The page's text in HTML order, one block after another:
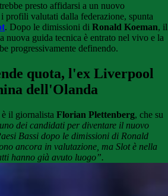
presto affidarsi a un nuovo
profili valutati dalla federazione, spunta
. Dopo le dimissioni di Ronald Koeman, il
nuova guida tecnica è entrato nel vivo e la
progressivamente definendo.
quota, l'ex Liverpool
dell'Olanda
il giornalista Florian Plettenberg, che su
dei candidati per diventare il nuovo
Bassi dopo le dimissioni di Ronald
ancora in valutazione, ma Slot è nella
hanno già avuto luogo”.